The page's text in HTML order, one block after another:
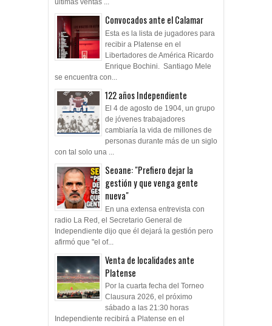
de juveniles de Independiente, y expuso las
últimas ventas ...
Convocados ante el Calamar
Esta es la lista de jugadores para
recibir a Platense en el
Libertadores de América Ricardo
Enrique Bochini. Santiago Mele
se encuentra con...
122 años Independiente
El 4 de agosto de 1904, un grupo
de jóvenes trabajadores
cambiaría la vida de millones de
personas durante más de un siglo
con tal solo una ...
Seoane: "Prefiero dejar la
gestión y que venga gente
nueva"
En una extensa entrevista con
radio La Red, el Secretario General de
Independiente dijo que él dejará la gestión pero
afirmó que "el of...
Venta de localidades ante
Platense
Por la cuarta fecha del Torneo
Clausura 2026, el próximo
sábado a las 21:30 horas